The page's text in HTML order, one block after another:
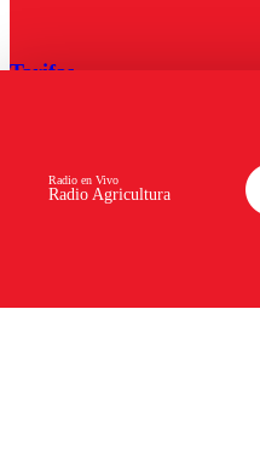
Radio Agricultura
Radio en Vivo
Tarifas